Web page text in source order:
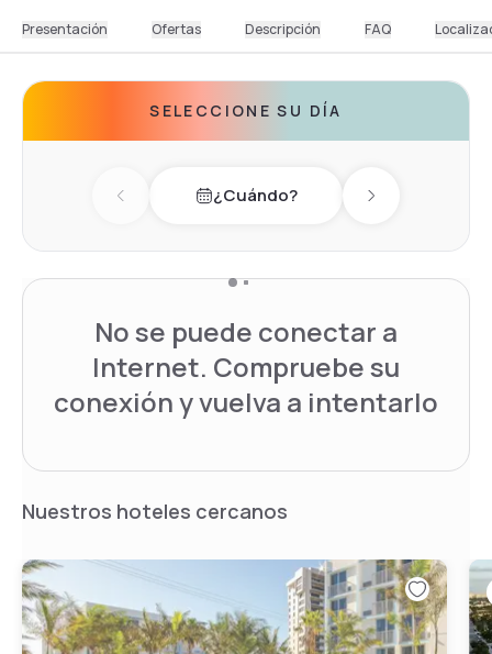
Presentación Ofertas Descripción FAQ
SELECCIONE SU DÍA
Previous day¿Cuándo? Next day
No se puede conectar a
Internet. Compruebe su
conexión y vuelva a intentarlo
Nuestros hoteles cercanos